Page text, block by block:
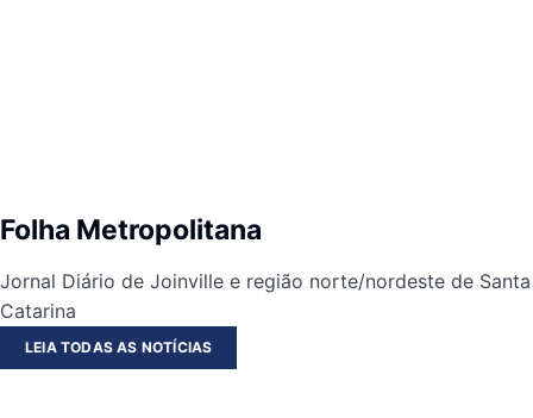
Folha Metropolitana
Jornal Diário de Joinville e região norte/nordeste de Santa
Catarina
LEIA TODAS AS NOTÍCIAS